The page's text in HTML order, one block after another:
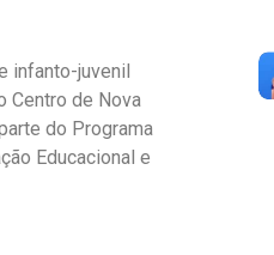
infanto-juvenil
Centro de Nova
do Programa
Educacional e